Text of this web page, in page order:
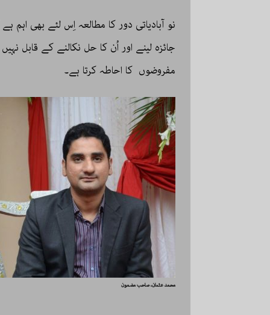
نو آبادیاتی دور کا مطالعہ اِس لئے بھی
جائزہ لینے اور اُن کا حل نکالنے کے قابل
مفروضوں کا احاطہ کرتا ہے۔
محمد عثمان، صاحب مضمون